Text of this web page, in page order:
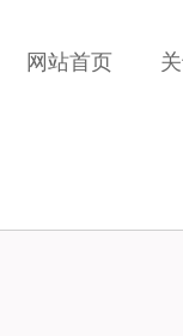
网站首页 关
度为唯一指